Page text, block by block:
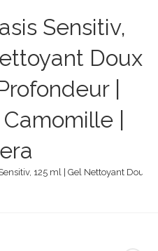
Sensitiv,
Doux
|
|
125 ml | Gel Nettoyant Doux